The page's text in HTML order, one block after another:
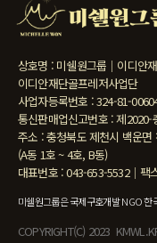
상호명 : 미쉘원그룹｜이디안
이디안재단골프레저사업단
사업자등록번호 : 324-81-
통신판매업신고번호 : 제2020-
주소 : 충청북도 제천시 백운면
(A동 1호 ~ 4호, B동)
대표번호 : 043-653-5532｜팩
미쉘원그룹은 국제구호개발 NGO
COPYRIGHT(C) 2023